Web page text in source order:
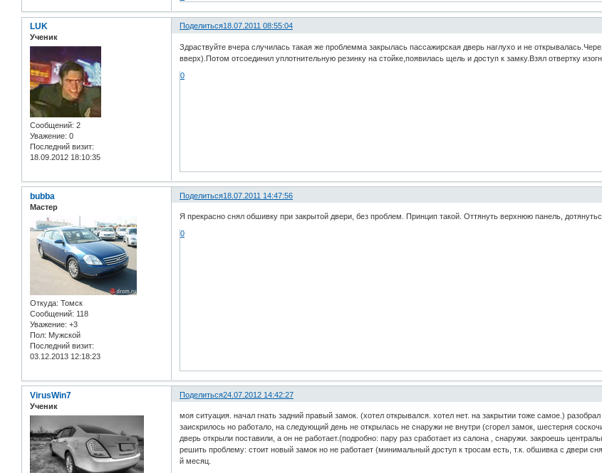
Поделиться18.07.2011 08:55:04
LUK
Ученик
Сообщений: 2
Уважение: 0
Последний визит:
18.09.2012 18:10:35
Здраствуйте вчера случилась такая же проблемма закрылась пассажирская дверь наглухо и не
вверх).Потом отсоединил уплотнительную резинку на стойке,появилась щель и доступ к замку.Взял отвертку
0
Поделиться18.07.2011 14:47:56
bubba
Мастер
Откуда: Томск
Сообщений: 118
Уважение: +3
Пол: Мужской
Последний визит:
03.12.2013 12:18:23
Я прекрасно снял обшивку при закрытой двери, без проблем. Принцип такой. Оттянуть верхнюю панель,
0
Поделиться24.07.2012 14:42:27
VirusWin7
Ученик
моя ситуация. начал гнать задний правый замок. (хотел открывался. хотел нет. на закрытии тоже самое.)
заискрилось но работало, на следующий день не открылась не снаружи не внутри (сгорел замок, шестерня
дверь открыли поставили, а он не работает.(подробно: пару раз сработает из салона , снаружи. закроешь
решить проблему: стоит новый замок но не работает (минимальный доступ к тросам есть, т.к. обшивка с двери
й месяц.